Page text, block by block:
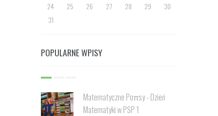
24
25 26 27 28 29
30
31
POPULARNE WPISY
Matematyczne Poπsy - Dzień
Matematyki w PSP 1